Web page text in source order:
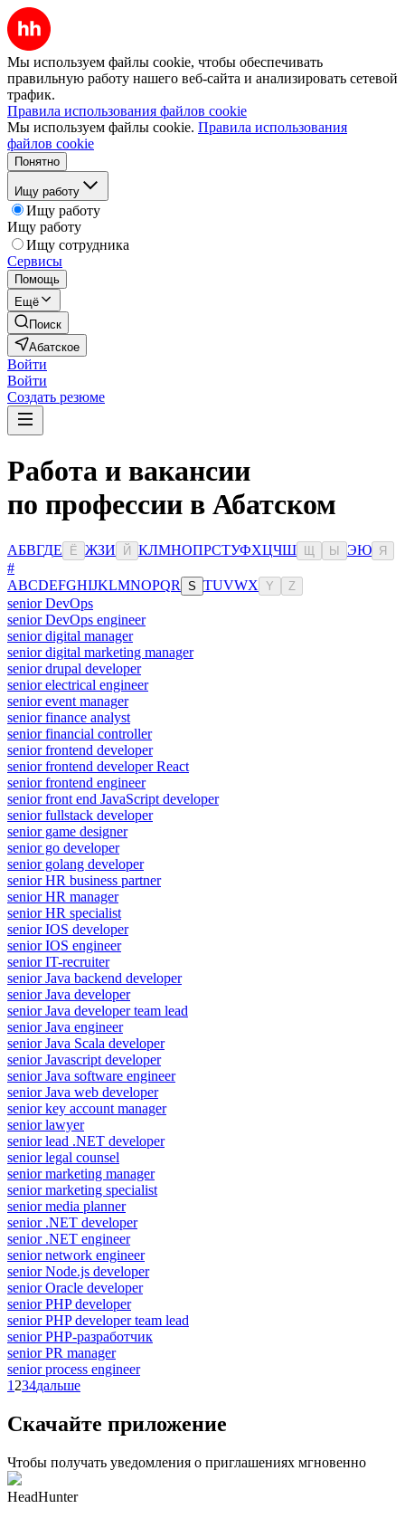
Мы используем файлы cookie, чтобы обеспечивать
правильную работу нашего веб-сайта и анализировать сетевой
трафик.
Правила использования файлов cookie
Мы используем файлы cookie. Правила использования
файлов cookie
Понятно
Ищу работу
Ищу работу
Ищу работу
Ищу сотрудника
Сервисы
Помощь
Ещё
Поиск
Абатское
Войти
Войти
Создать резюме
Работа и вакансии
по профессии в Абатском
АБВГДЕ Ё ЖЗИ Й КЛМНОПРСТУФХЦЧШ Ы ЭЮ Я
#
ABCDEFGHIJKLMNOPQR S TUVWX Y Z
senior DevOps
senior DevOps engineer
senior digital manager
senior digital marketing manager
senior drupal developer
senior electrical engineer
senior event manager
senior finance analyst
senior financial controller
senior frontend developer
senior frontend developer React
senior frontend engineer
senior front end JavaScript developer
senior fullstack developer
senior game designer
senior go developer
senior golang developer
senior HR business partner
senior HR manager
senior HR specialist
senior IOS developer
senior IOS engineer
senior IT-recruiter
senior Java backend developer
senior Java developer
senior Java developer team lead
senior Java engineer
senior Java Scala developer
senior Javascript developer
senior Java software engineer
senior Java web developer
senior key account manager
senior lawyer
senior lead .NET developer
senior legal counsel
senior marketing manager
senior marketing specialist
senior media planner
senior .NET developer
senior .NET engineer
senior network engineer
senior Node.js developer
senior Oracle developer
senior PHP developer
senior PHP developer team lead
senior PHP-разработчик
senior PR manager
senior process engineer
1 234дальше
Скачайте приложение
Чтобы получать уведомления о приглашениях мгновенно
HeadHunter